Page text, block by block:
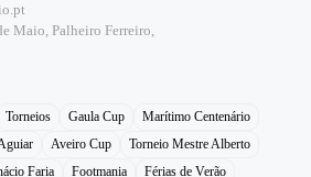
Maio, Palheiro Ferreiro,
Torneios Gaula Cup
Marítimo Centenário
Aveiro Cup
Torneio Mestre Alberto
Faria Footmania
Férias de Verão